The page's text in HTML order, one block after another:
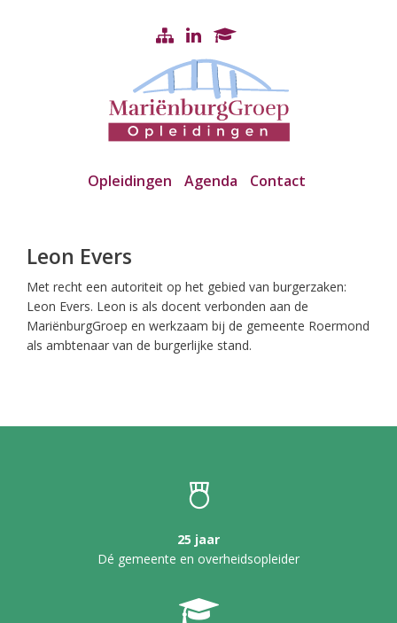
Opleidingen Agenda Contact
Leon Evers
Met recht een autoriteit op het gebied van burgerzaken:
Leon Evers. Leon is als docent verbonden aan de
MariënburgGroep en werkzaam bij de gemeente Roermond
als ambtenaar van de burgerlijke stand.
25 jaar
Dé gemeente en overheidsopleider